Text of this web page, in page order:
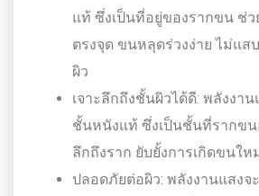
แท้ ซึ่งเป็นที่อยู่ของรากขน ช่
ตรงจุด ขนหลุดร่วงง่าย ไม่แส
ผิว
เจาะลึกถึงชั้นผิวได้ดี: พลังงา
ชั้นหนังแท้ ซึ่งเป็นชั้นที่รากขน
ลึกถึงราก ยับยั้งการเกิดขนใ
ปลอดภัยต่อผิว: พลังงานแสงจ